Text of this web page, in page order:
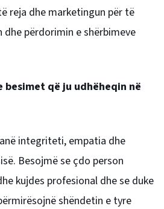
reja dhe marketingun për të
përdorimin e shërbimeve
që ju udhëheqin në
integriteti, empatia dhe
Besojmë se çdo person
kujdes profesional dhe se duke
shëndetin e tyre